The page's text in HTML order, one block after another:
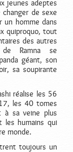
jeunes adeptes
de sexe
un homme dans
quiproquo, tout
des autres
Ramna se
géant, son
sa soupirante
réalise les 56
les 40 tomes
à sa veine plus
les humains qui
monde.
toujours un